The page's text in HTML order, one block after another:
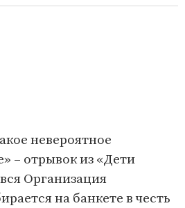
невероятное
– отрывок из «Дети
Организация
на банкете в честь